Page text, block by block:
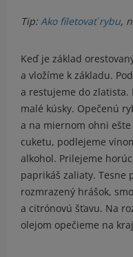
Tip: Ako filetovať rybu,
Keď je základ
a vložíme k základu.
a restujeme do
malé kúsky. Opečenú
a na miernom ohni
cuketu, podlejeme
alkohol. Prilejeme
paprikáš zaliaty. Tesne
rozmrazený hrášok,
a citrónovú šťavu. Na
olejom opečieme na